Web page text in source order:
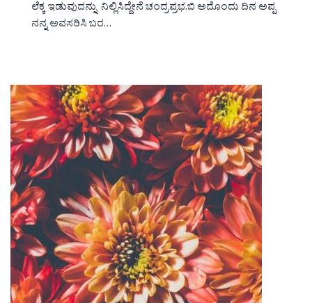
ಲೆಕ್ಕ ಇಡುವುದನ್ನು ನಿಲ್ಲಿಸಿದ್ದೇನೆ ಚಂದ್ರಪ್ರಭ.ಬಿ ಅದೊಂದು ದಿನ ಅಪ್ಪ
ನನ್ನ ಅವಸರಿಸಿ ಬರ…